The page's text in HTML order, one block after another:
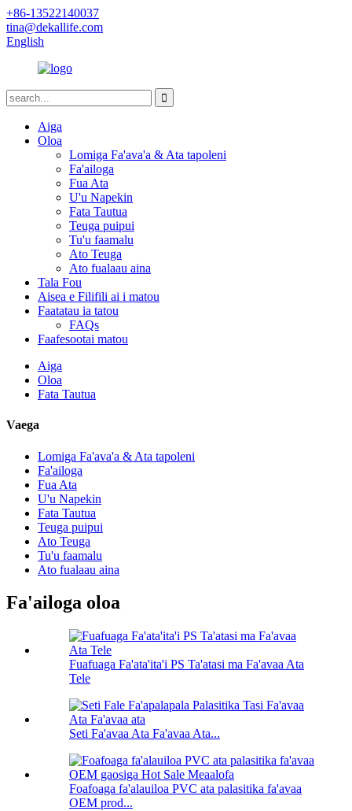
+86-13522140037
tina@dekallife.com
English
Aiga
Oloa
Lomiga Fa'ava'a & Ata tapoleni
Fa'ailoga
Fua Ata
U'u Napekin
Fata Tautua
Teuga puipui
Tu'u faamalu
Ato Teuga
Ato fualaau aina
Tala Fou
Aisea e Filifili ai i matou
Faatatau ia tatou
FAQs
Faafesootai matou
Aiga
Oloa
Fata Tautua
Vaega
Lomiga Fa'ava'a & Ata tapoleni
Fa'ailoga
Fua Ata
U'u Napekin
Fata Tautua
Teuga puipui
Ato Teuga
Tu'u faamalu
Ato fualaau aina
Fa'ailoga oloa
Fuafuaga Fa'ata'ita'i PS Ta'atasi ma Fa'avaa Ata
Tele
Seti Fa'avaa Ata Fa'avaa Ata...
Foafoaga fa'alauiloa PVC ata palasitika fa'avaa
OEM prod...